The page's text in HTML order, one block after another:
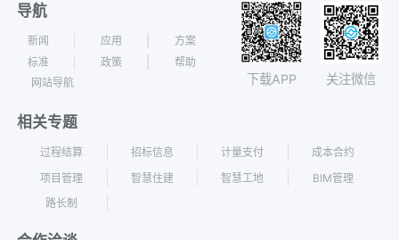
导航
新闻 应用
方案
标准
政策
帮助
网站导航
下载APP 关注微信
相关专题
过程结算 招标信息 计量支付
成本合约
项目管理
智慧住建 智慧工地
BIM管理
路长制